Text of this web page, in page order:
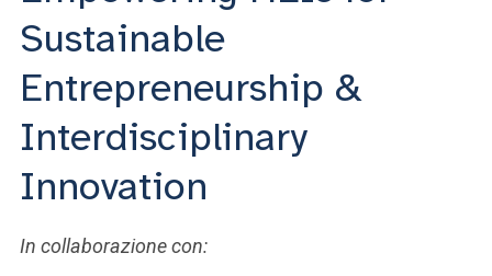
Sustainable
Entrepreneurship &
Interdisciplinary
Innovation
In collaborazione con: